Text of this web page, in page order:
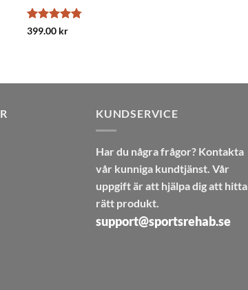
Betygsatt
399.00 kr
KUNDSERVICE
Har du några frågor? Kontakta
vår kunniga kundtjänst. Vår
uppgift är att hjälpa dig att hitta
rätt produkt.
support@sportsrehab.se